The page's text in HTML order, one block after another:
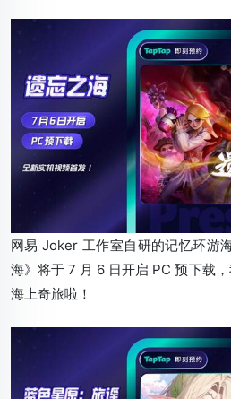
网易 Joker 工作室自研的记忆环游
海》将于 7 月 6 日开启 PC 预下载
海上奇旅啦！